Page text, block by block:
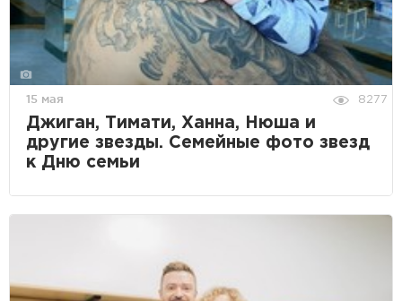
15 мая 8277
Джиган, Тимати, Ханна, Нюша и
другие звезды. Семейные фото звезд
к Дню семьи